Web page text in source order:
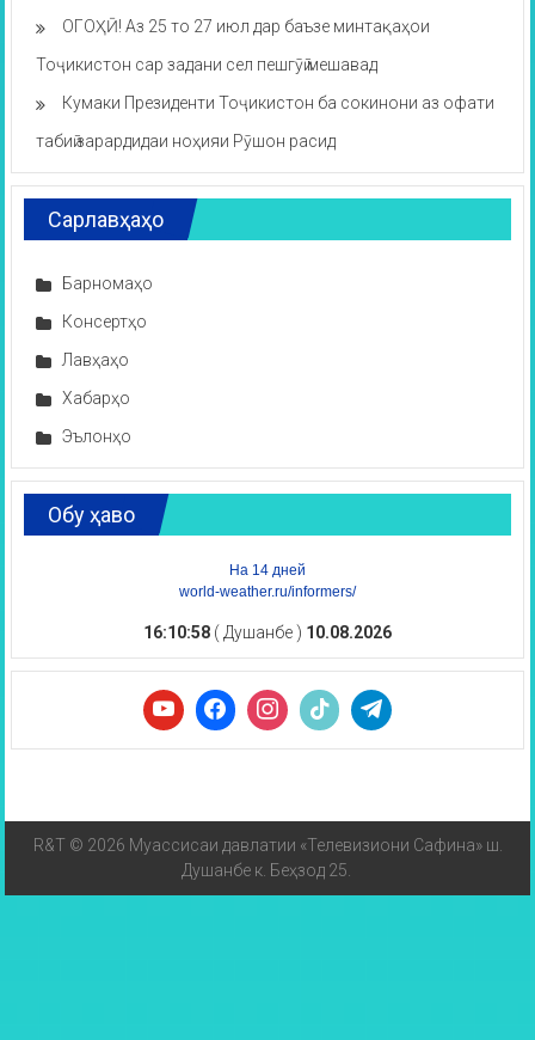
ОГОҲӢ! Аз 25 то 27 июл дар баъзе минтақаҳои
Тоҷикистон сар задани сел пешгӯӣ мешавад
Кумаки Президенти Тоҷикистон ба сокинони аз офати
табиӣ зарардидаи ноҳияи Рӯшон расид
Сарлавҳаҳо
Барномаҳо
Консертҳо
Лавҳаҳо
Хабарҳо
Эълонҳо
Обу ҳаво
На 14 дней
world-weather.ru/informers/
16:10:59 ( Душанбе ) 10.08.2026
R&T © 2026 Муассисаи давлатии «Телевизиони Сафина» ш.
Душанбе к. Беҳзод 25.